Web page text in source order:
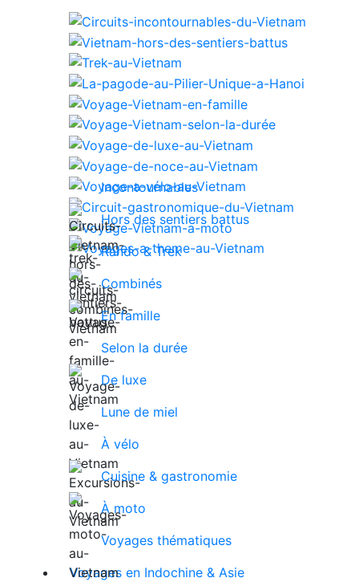
Incontournables
Hors des sentiers battus
Rando & Trek
Combinés
En famille
Selon la durée
De luxe
Lune de miel
À vélo
Cuisine & gastronomie
À moto
Voyages thématiques
Voyages en Indochine & Asie